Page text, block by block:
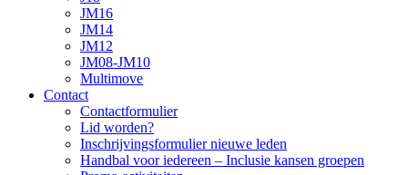
JM16
JM14
JM12
JM08-JM10
Multimove
Contact
Contactformulier
Lid worden?
Inschrijvingsformulier nieuwe leden
Handbal voor iedereen – Inclusie kansen groepen